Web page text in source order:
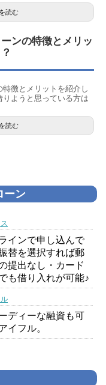
読む
ンの特徴とメリッ
徴とメリットを紹介し
ようと思っている方は
読む
ーン
インで申し込んで
替を選択すれば郵
提出なし・カード
も借り入れが可能♪
ディーな融資も可
イフル。